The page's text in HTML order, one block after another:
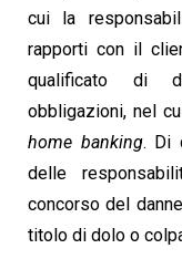
cui la
rapporti con il
qualificato di
obbligazioni, nel
home banking. Di
delle
concorso del
titolo di dolo o